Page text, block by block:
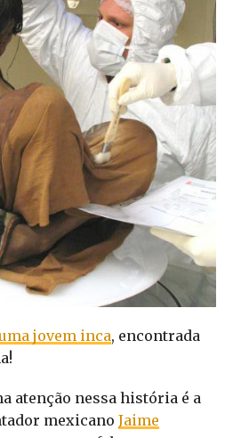
jovem inca, encontrada
atenção nessa história é a
mexicano Jaime